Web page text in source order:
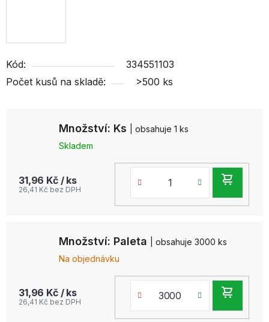
Množství: Ks
| obsahuje 1 ks
Skladem
31,96 Kč / ks
26,41 Kč bez DPH
Množství: Paleta
| obsahuje 3000 ks
Na objednávku
31,96 Kč / ks
26,41 Kč bez DPH
Kód:
334551103
Počet kusů na skladě:
>500 ks